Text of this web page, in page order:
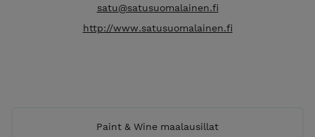
Esimerkiksi maaliskuun tapahtumat julkaistaan
verkkokauppaan helmikuun puolessa välissä.
satu@satusuomalainen.fi
http://www.satusuomalainen.fi
Paint & Wine maalausillat